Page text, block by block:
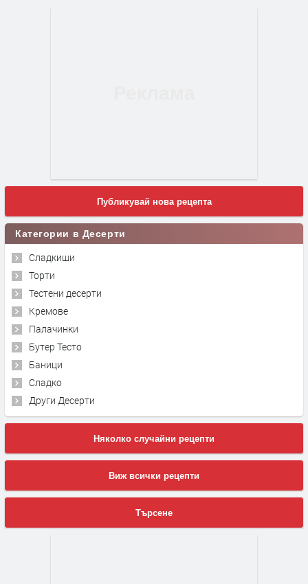
Публикувай нова рецепта
Категории в Десерти
Сладкиши
Торти
Тестени десерти
Кремове
Палачинки
Бутер Тесто
Баници
Сладко
Други Десерти
Няколко случайни рецепти
Виж всички рецепти
Търсене